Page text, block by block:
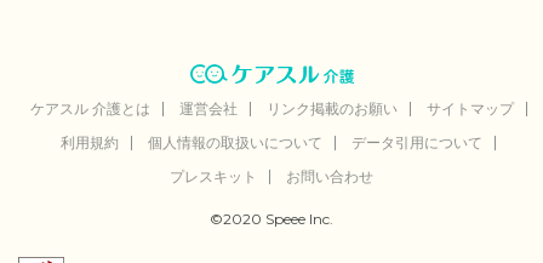
ケアスル 介護とは 運営会社 リンク掲載のお願い
サイトマップ
利用規約
個人情報の取扱いについて
データ引用について
プレスキット
お問い合わせ
©2020 Speee Inc.